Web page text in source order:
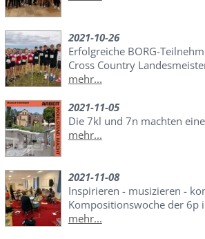
2021-10-26
Erfolgreiche BORG-
Cross Country
mehr...
2021-11-05
Die 7kl und 7n machten
mehr...
2021-11-08
Inspirieren - musizieren -
Kompositionswoche der 6p
mehr...